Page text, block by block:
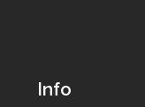
Info